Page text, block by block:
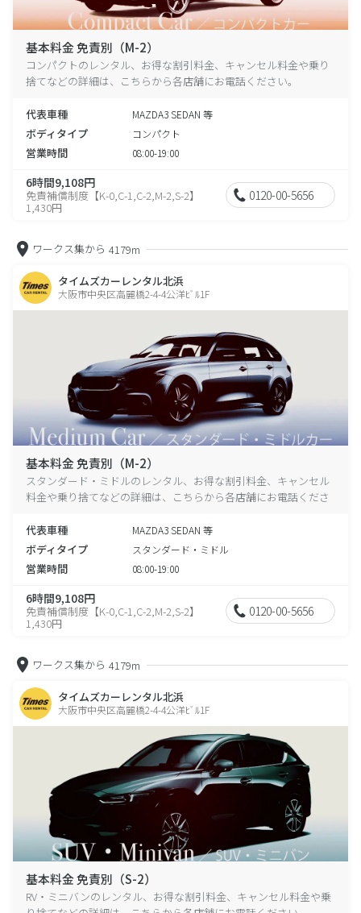
基本料金 免責別（M-2）
コンパクトのレンタル、お得な割引料金、キャンセル料金や乗り
捨てなどの詳細は、こちらから各店舗にお電話ください。
代表車種 MAZDA3 SEDAN 等
ボディタイプ コンパクト
営業時間 08:00-19:00
6時間9,108円
免責補償制度【K-0,C-1,C-2,M-2,S-2】
1,430円
0120-00-5656
ワークス集から 4179m
タイムズカーレンタル北浜
大阪市中央区高麗橋2-4-4公洋ﾋﾞﾙ1F
基本料金 免責別（M-2）
スタンダード・ミドルのレンタル、お得な割引料金、キャンセル
料金や乗り捨てなどの詳細は、こちらから各店舗にお電話くださ
代表車種
MAZDA3 SEDAN 等
ボディタイプ スタンダード・ミドル
営業時間 08:00-19:00
6時間9,108円
免責補償制度【K-0,C-1,C-2,M-2,S-2】
1,430円
0120-00-5656
ワークス集から 4179m
タイムズカーレンタル北浜
大阪市中央区高麗橋2-4-4公洋ﾋﾞﾙ1F
基本料金 免責別（S-2）
RV・ミニバンのレンタル、お得な割引料金、キャンセル料金や乗